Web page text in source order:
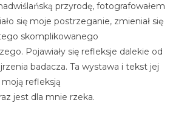
przyrodę, fotografowałem
się moje postrzeganie, zmieniał się
skomplikowanego
Pojawiały się refleksje dalekie od
badacza. Ta wystawa i tekst jej
refleksją
jest dla mnie rzeka.